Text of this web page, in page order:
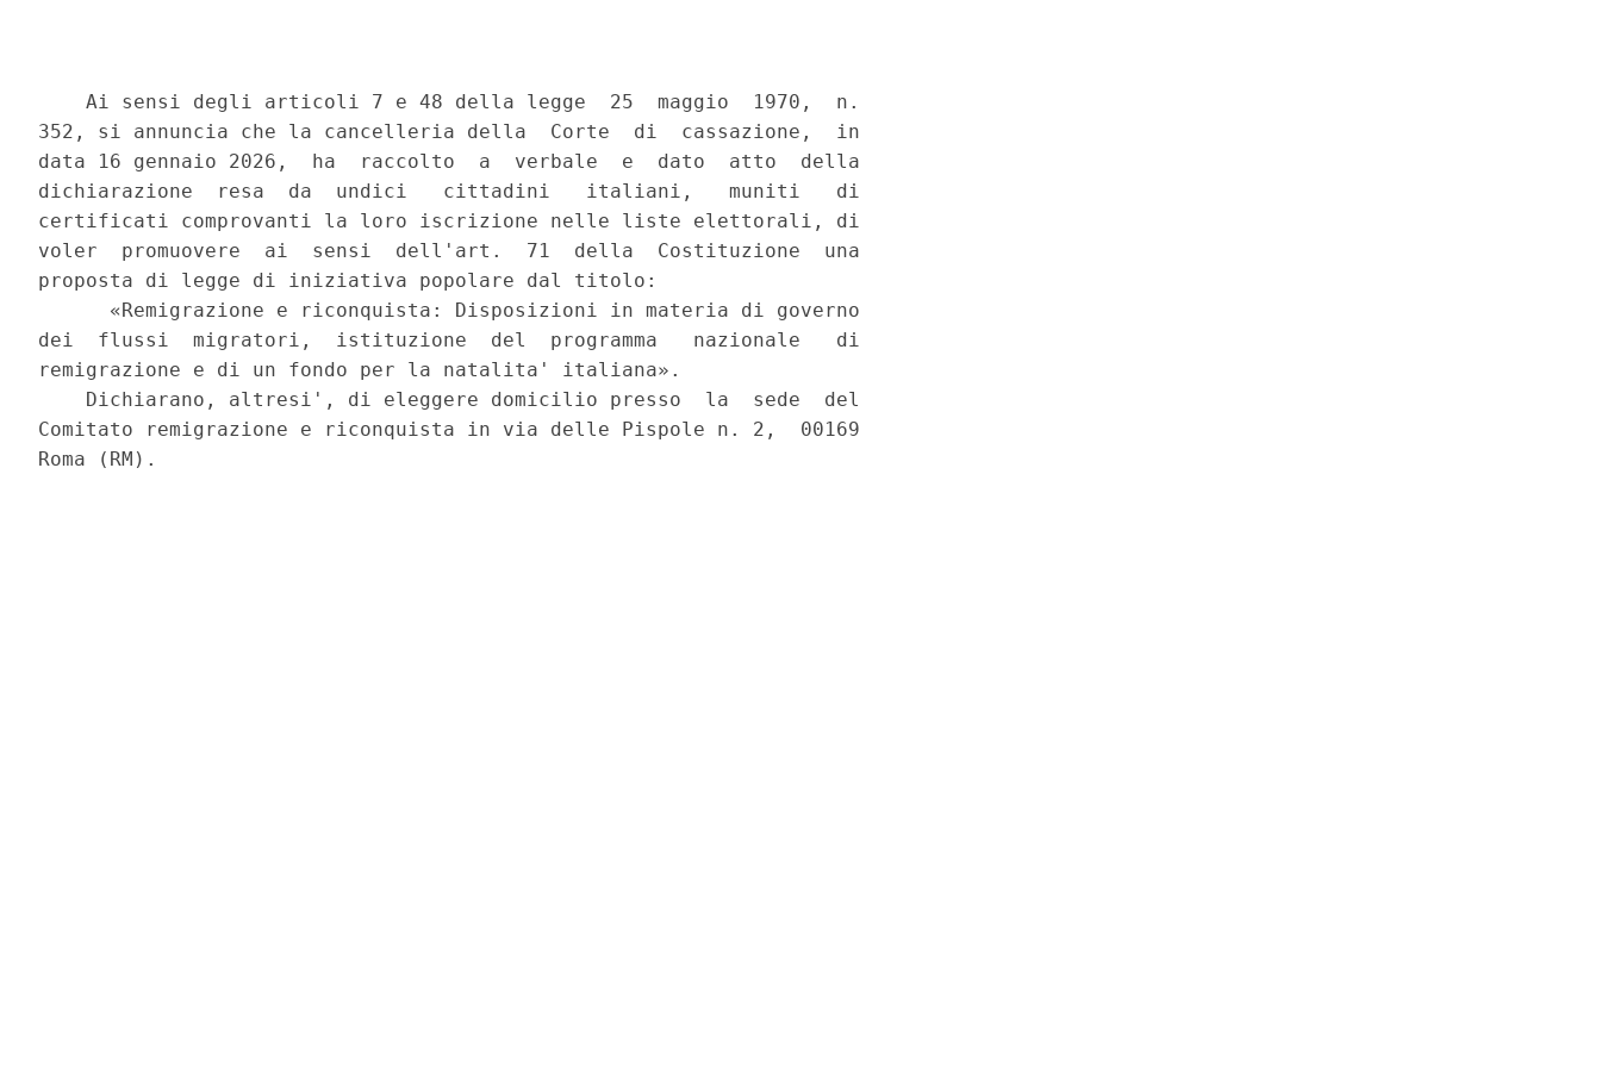
    Ai sensi degli articoli 7 e 48 della legge  25  maggio  1970,  n.
352, si annuncia che la cancelleria della  Corte  di  cassazione,  in
data 16 gennaio 2026,  ha  raccolto  a  verbale  e  dato  atto  della
dichiarazione  resa  da  undici   cittadini   italiani,   muniti   di
certificati comprovanti la loro iscrizione nelle liste elettorali, di
voler  promuovere  ai  sensi  dell'art.  71  della  Costituzione  una
proposta di legge di iniziativa popolare dal titolo:
      «Remigrazione e riconquista: Disposizioni in materia di governo
dei  flussi  migratori,  istituzione  del  programma   nazionale   di
remigrazione e di un fondo per la natalita' italiana».
    Dichiarano, altresi', di eleggere domicilio presso  la  sede  del
Comitato remigrazione e riconquista in via delle Pispole n. 2,  00169